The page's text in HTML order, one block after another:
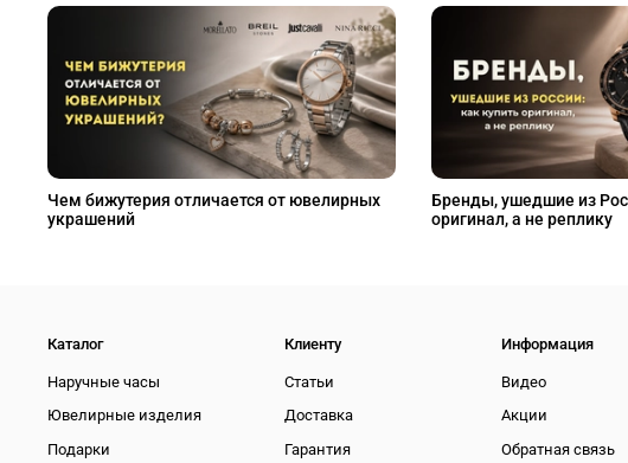
Чем бижутерия отличается от ювелирных
украшений
Бренды, ушедшие из
оригинал, а не реплику
Каталог
Наручные часы
Ювелирные изделия
Подарки
Клиенту
Статьи
Доставка
Гарантия
Информация
Видео
Акции
Обратная связь